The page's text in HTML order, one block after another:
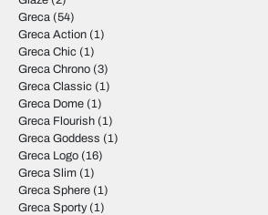
Greca (54)
Greca Action (1)
Greca Chic (1)
Greca Chrono (3)
Greca Classic (1)
Greca Dome (1)
Greca Flourish (1)
Greca Goddess (1)
Greca Logo (16)
Greca Slim (1)
Greca Sphere (1)
Greca Sporty(1)